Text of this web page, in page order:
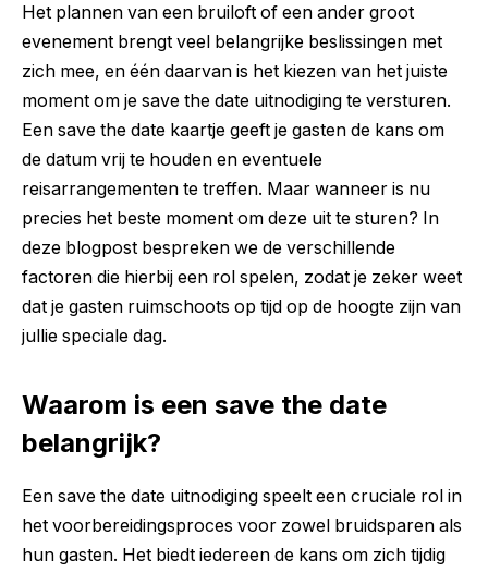
Het plannen van een bruiloft of een ander groot
evenement brengt veel belangrijke beslissingen met
zich mee, en één daarvan is het kiezen van het juiste
moment om je save the date uitnodiging te versturen.
Een save the date kaartje geeft je gasten de kans om
de datum vrij te houden en eventuele
reisarrangementen te treffen. Maar wanneer is nu
precies het beste moment om deze uit te sturen? In
deze blogpost bespreken we de verschillende
factoren die hierbij een rol spelen, zodat je zeker weet
dat je gasten ruimschoots op tijd op de hoogte zijn van
jullie speciale dag.
Waarom is een save the date
belangrijk?
Een save the date uitnodiging speelt een cruciale rol in
het voorbereidingsproces voor zowel bruidsparen als
hun gasten. Het biedt iedereen de kans om zich tijdig